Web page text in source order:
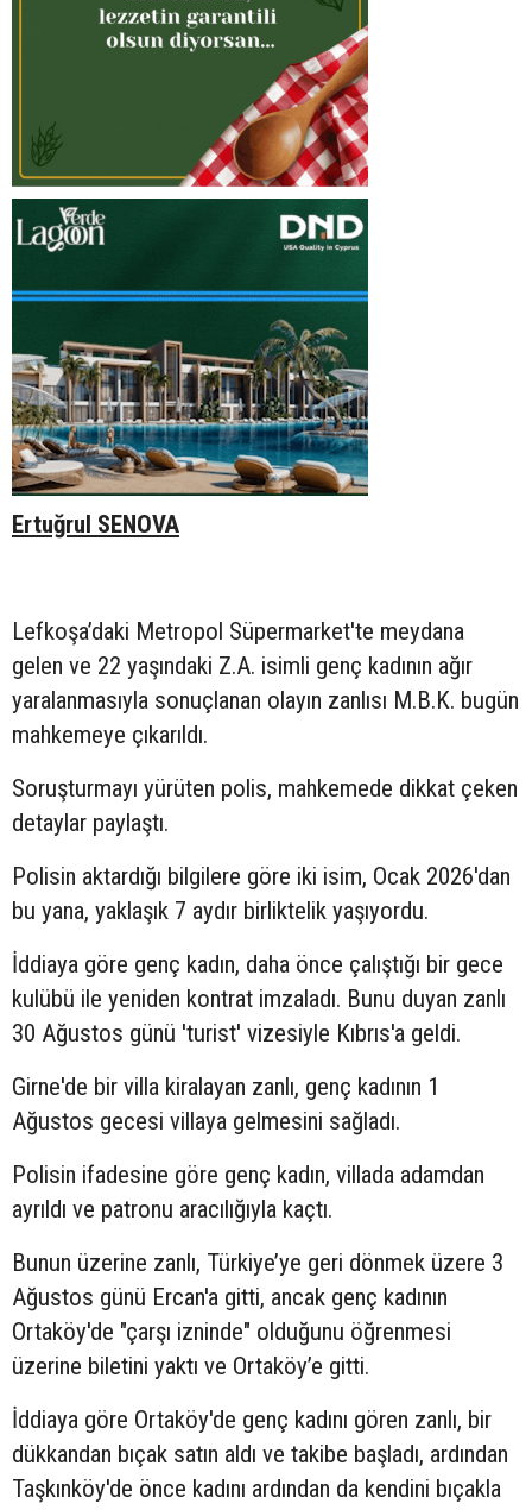
Ertuğrul SENOVA
Lefkoşa’daki Metropol Süpermarket'te meydana
gelen ve 22 yaşındaki Z.A. isimli genç kadının ağır
yaralanmasıyla sonuçlanan olayın zanlısı M.B.K. bugün
mahkemeye çıkarıldı.
Soruşturmayı yürüten polis, mahkemede dikkat çeken
detaylar paylaştı.
Polisin aktardığı bilgilere göre iki isim, Ocak 2026'dan
bu yana, yaklaşık 7 aydır birliktelik yaşıyordu.
İddiaya göre genç kadın, daha önce çalıştığı bir gece
kulübü ile yeniden kontrat imzaladı. Bunu duyan zanlı
30 Ağustos günü 'turist' vizesiyle Kıbrıs'a geldi.
Girne'de bir villa kiralayan zanlı, genç kadının 1
Ağustos gecesi villaya gelmesini sağladı.
Polisin ifadesine göre genç kadın, villada adamdan
ayrıldı ve patronu aracılığıyla kaçtı.
Bunun üzerine zanlı, Türkiye’ye geri dönmek üzere 3
Ağustos günü Ercan'a gitti, ancak genç kadının
Ortaköy'de "çarşı izninde" olduğunu öğrenmesi
üzerine biletini yaktı ve Ortaköy’e gitti.
İddiaya göre Ortaköy'de genç kadını gören zanlı, bir
dükkandan bıçak satın aldı ve takibe başladı, ardından
Taşkınköy'de önce kadını ardından da kendini bıçakla